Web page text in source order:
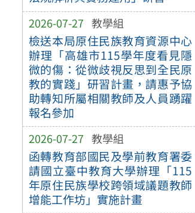
2026-07-27 教學組
檢送本局原住民族教育資源中心
辦理「高雄市115學年度看見隱
微的傷：從微歧視反思到全民原
教的實踐」研習計畫，請惠予協
助轉知所屬相關教師及人員踴躍
報名參加
2026-07-27 教學組
函轉教育部國民及學前教育署委
請國立臺中教育大學辦理「115
年原住民族學校跨領域議題教師
增能工作坊」實施計畫